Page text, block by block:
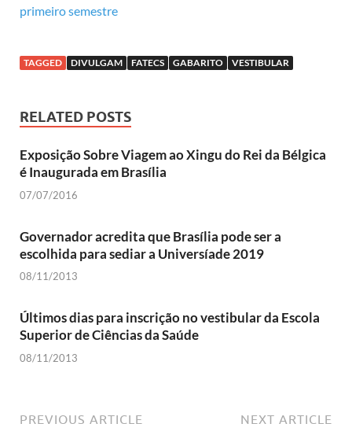
primeiro semestre
TAGGED DIVULGAM FATECS GABARITO VESTIBULAR
RELATED POSTS
Exposição Sobre Viagem ao Xingu do Rei da Bélgica
é Inaugurada em Brasília
07/07/2016
Governador acredita que Brasília pode ser a
escolhida para sediar a Universíade 2019
08/11/2013
Últimos dias para inscrição no vestibular da Escola
Superior de Ciências da Saúde
08/11/2013
PREVIOUS ARTICLE NEXT ARTICLE